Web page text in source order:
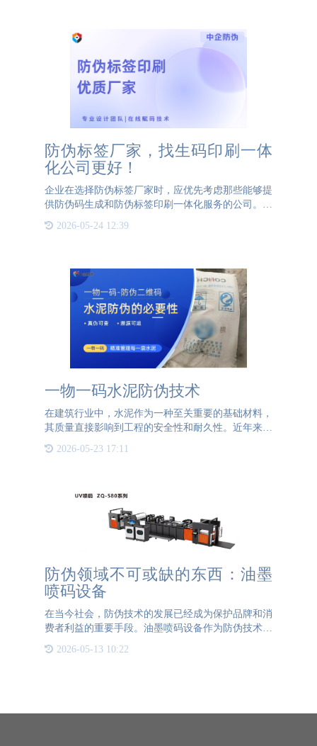
防伪标签厂家，找生码印刷一体
化公司更好！
企业在选择防伪标签厂家时，应优先考虑那些能够提
供防伪码生成和防伪标签印刷一体化服务的公司。这
是因为防伪码的安全性在生成和赋码过程中容易受到
威胁，一体化服务可以最大限度地保障防伪码的安
2026-05-24 12:39
一物一码水泥防伪技术
在建筑行业中，水泥作为一种至关重要的基础材料，
其质量直接影响到工程的安全性和耐久性。近年来，
的水泥不仅严重影响了工程的进度和质量，还对住户
2026-05-23 17:11
防伪领域不可或缺的东西：油墨
喷码设备
在当今社会，防伪技术的发展已经成为保护品牌和消
费者利益的重要手段。油墨喷码设备作为防伪技术中
的重要组成部分，其应用范围广泛，涵盖了从食品、
药品到电子产品等多个领域。 油墨喷码设备的工作
2026-05-13 10:22